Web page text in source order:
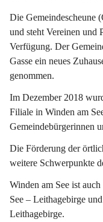
Die Gemeindescheune
und steht Vereinen und
Verfügung. Der
Gasse ein neues
genommen.
Im Dezember 2018
Filiale in Winden am
Gemeindebürgerinnen
Die Förderung der
weitere Schwerpunkte
Winden am See ist
See – Leithagebirge
Leithagebirge.